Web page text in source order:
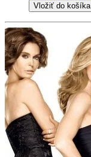
Vložiť do košíka